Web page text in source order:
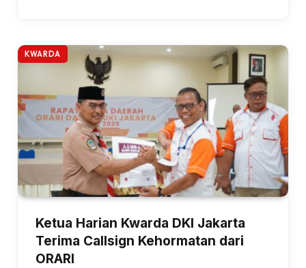
KWARDA
Ketua Harian Kwarda DKI Jakarta
Terima Callsign Kehormatan dari
ORARI